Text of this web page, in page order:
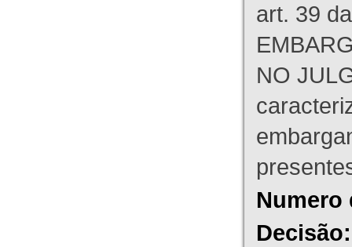
art. 39
NO
Numero
Decisão: